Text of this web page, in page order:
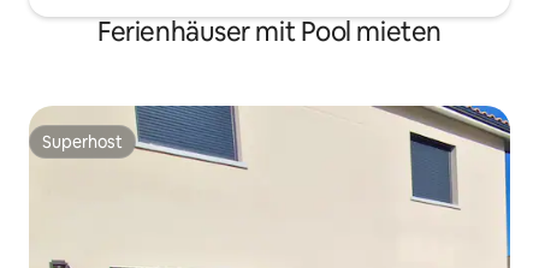
Ferienhäuser mit Pool mieten
Superhost
Superhost